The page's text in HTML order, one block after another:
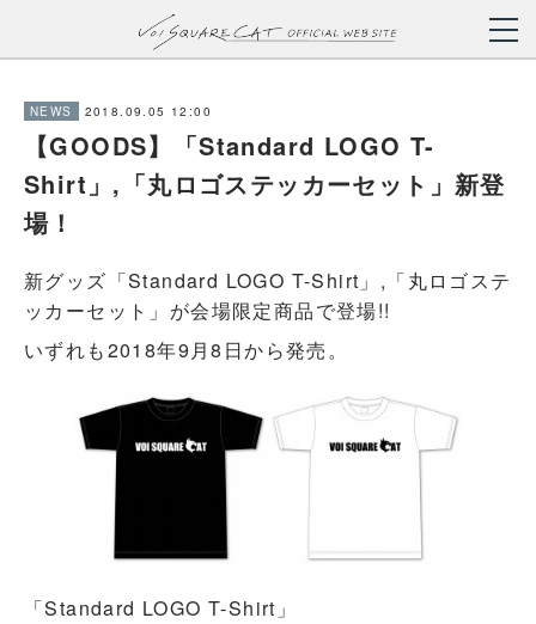
NEWS 2018.09.05 12:00
【GOODS】「Standard LOGO T-
Shirt」,「丸ロゴステッカーセット」新登
場！
新グッズ「Standard LOGO T-Shirt」,「丸ロゴステ
ッカーセット」が会場限定商品で登場!!
いずれも2018年9月8日から発売。
「Standard LOGO T-Shirt」